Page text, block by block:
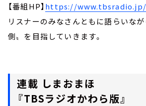
【番組HP】 https://
リスナーのみなさんともに語らいなが
側〟を目指していきます。
連載 しまおまほ
『TBSラジオかわら版』